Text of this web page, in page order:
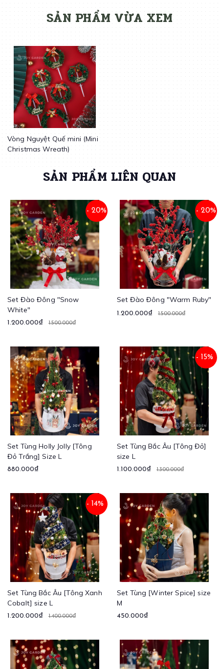
SẢN PHẨM VỪA XEM
Vòng Nguyệt Quế mini (Mini
Christmas Wreath)
SẢN PHẨM LIÊN QUAN
- 20%
Set Đào Đông "Snow
White"
1.200.000₫ 1.500.000₫
- 20%
Set Đào Đông "Warm Ruby"
1.200.000₫ 1.500.000₫
Set Tùng Holly Jolly [Tông
Đỏ Trắng] Size L
880.000₫
- 15%
Set Tùng Bắc Âu [Tông Đỏ]
size L
1.100.000₫ 1.300.000₫
- 14%
Set Tùng Bắc Âu [Tông Xanh
Cobalt] size L
1.200.000₫ 1.400.000₫
Set Tùng [Winter Spice] size
M
450.000₫